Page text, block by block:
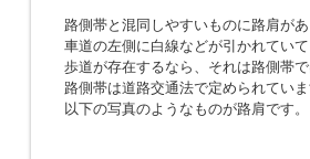
路側帯と混同しやすいものに路肩があ
車道の左側に白線などが引かれてい
歩道が存在するなら、それは路側帯で
路側帯は道路交通法で定められてい
以下の写真のようなものが路肩です。